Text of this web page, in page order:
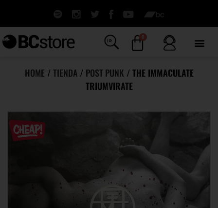
0
HOME / TIENDA/ POST PUNK / THE IMMACULATE
TRIUMVIRATE